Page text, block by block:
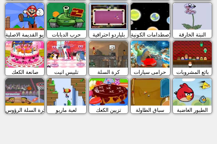
ماريو القديمة الاصلية حرب الدبابات بلياردو احترافية الاصطدامات الكونية النبتة الخارقة
صانعة الكعك تلبيس انيت كرة السلة حرامى سيارات بائع المشروبات
كرة السلة الرؤوس لعبة ماريو تزيين الكعك سباق الطاولة الطيور الغاضبة